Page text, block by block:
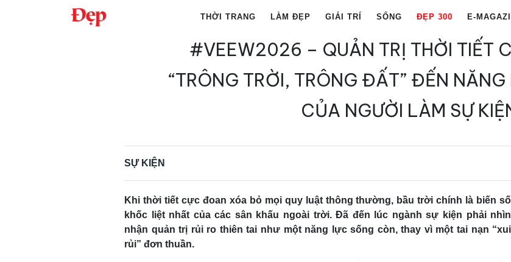
THỜI TRANG LÀM ĐẸP GIẢI TRÍ SỐNG ĐẸP 300 E-
#VEEW2026 – QUẢN TRỊ THỜI TIẾT
“TRÔNG TRỜI, TRÔNG ĐẤT” ĐẾN
CỦA NGƯỜI LÀM SỰ
SỰ KIỆN
Khi thời tiết cực đoan xóa bỏ mọi quy luật thông thường, bầu trời chính là biến số
khốc liệt nhất của các sân khấu ngoài trời. Đã đến lúc ngành sự kiện phải nhìn
nhận quản trị rủi ro thiên tai như một năng lực sống còn, thay vì một tai nạn “xui
rủi” đơn thuần.